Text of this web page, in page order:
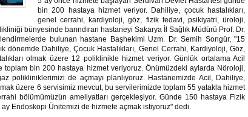
bin 200 hastaya hizmet veriyor. Dahiliye, çocuk hastalıkları,
genel cerrahi, kardiyoloji, göz, fizik tedavi, psikiyatri, üroloji,
bünyesinde barındıran hastaneyi Sakarya İl Sağlık Müdürü Prof. Dr.
bulunan hastane Başhekimi Uzm. Dr. Semih Songür, "15
dönemde Dahiliye, Çocuk Hastalıkları, Genel Cerrahi, Kardiyoloji, Göz,
olmak üzere 12 poliklinikle hizmet veriyor. Günlük ortalama Acil
bin 200 hastaya hizmet veriyoruz. Önümüzdeki aylarda Nöroloji,
polikliniklerimizi de açmayı planlıyoruz. Hastanemizde Acil, Dahiliye,
üzere 6 servisimiz mevcut, bu servilerimizde toplam 55 yatakla hizmet
bölümümüzün ameliyatları gerçekleşiyor. Günde 150 hastaya Fizik
Endoskopi Ünitemizi de hizmete açmak istiyoruz" dedi.